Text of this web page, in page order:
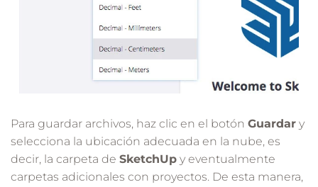
Para guardar archivos, haz clic en el botón Guardar y
selecciona la ubicación adecuada en la nube, es
decir, la carpeta de SketchUp y eventualmente
carpetas adicionales con proyectos. De esta manera,